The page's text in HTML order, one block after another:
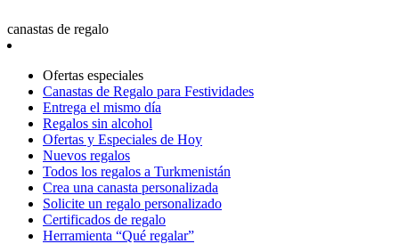
canastas de regalo
Ofertas especiales
Canastas de Regalo para Festividades
Entrega el mismo día
Regalos sin alcohol
Ofertas y Especiales de Hoy
Nuevos regalos
Todos los regalos a Turkmenistán
Crea una canasta personalizada
Solicite un regalo personalizado
Certificados de regalo
Herramienta “Qué regalar”